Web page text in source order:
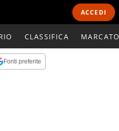
ACCEDI
CLASSIFICA
Fonti preferite